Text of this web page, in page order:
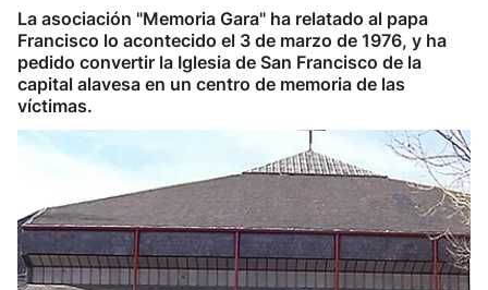
La asociación "Memoria Gara" ha relatado al papa
Francisco lo acontecido el 3 de marzo de 1976, y ha
pedido convertir la Iglesia de San Francisco de la
capital alavesa en un centro de memoria de las
víctimas.